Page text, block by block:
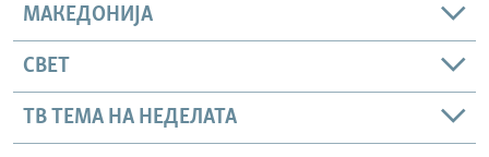
МАКЕДОНИЈА
СВЕТ
ТВ ТЕМА НА НЕДЕЛАТА